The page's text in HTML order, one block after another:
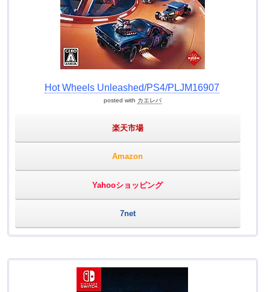
Hot Wheels Unleashed/PS4/PLJM16907
posted with カエレバ
楽天市場
Amazon
Yahooショッピング
7net